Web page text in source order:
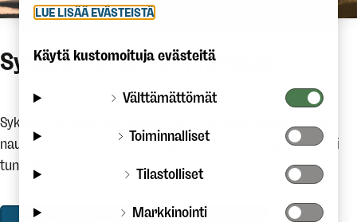
Syksyn uutuudet | Kengät
Syksyn uutuudet ovat täällä! Poimi parhaat päältä syksyn
nautinnollisiin ulkoiluhetkiin lähipoluille, sekä kauemmaksi
tunturiin.
LUE LISÄÄ EVÄSTEISTÄ
Käytä kustomoituja evästeitä
Välttämättömät
Toiminnalliset
Tilastolliset
Markkinointi